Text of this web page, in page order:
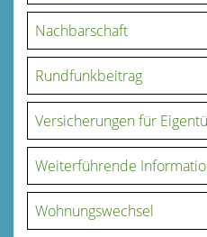
Nachbarschaft
Rundfunkbeitrag
Versicherungen für
Weiterführende
Wohnungswechsel